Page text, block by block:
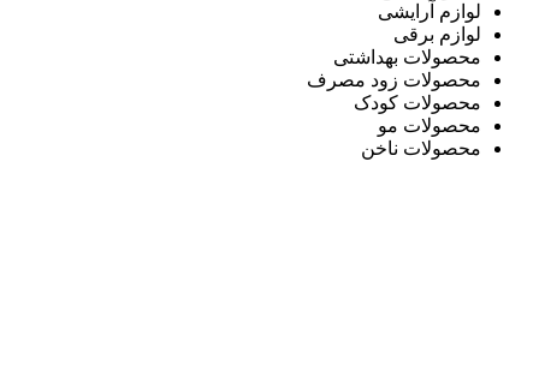
لوازم آرایشی
لوازم برقی
محصولات بهداشتی
محصولات زود مصرف
محصولات کودک
محصولات مو
محصولات ناخن